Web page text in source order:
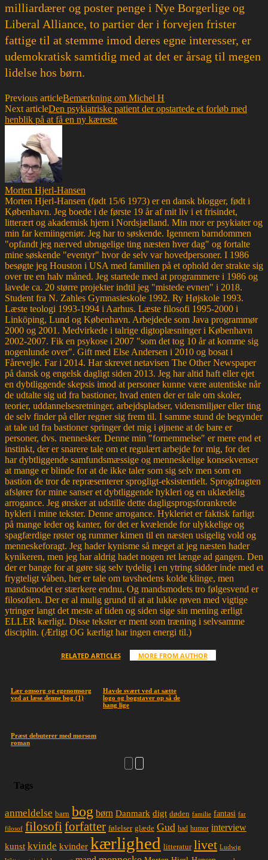
milliardærer og poster penge i Nye Borgerlige og
Liberal Alliance, to partier der i forvejen frister
fattige til at stemme imod deres egne interesser, er
udemokratisk samtidig med at det er årsag til megen
lidelse hos børn.
Previous articleBemærkning om Michel H
Next articleDen psykiatriske patient der opstartede et forløb med
henblik på at få en ny kæreste
Morten Hjerl-Hansen
Morten Hjerl-Hansen (født 15/6 1973) er en dansk blogger, født i
København. Jeg boede i de første 19 år af mit liv i et frisindet,
litterært og akademisk hjem i Nordsjælland. Min mor er psykiater og
min far kemiingeniør. Jeg har to søskende. Igennem barndommen
"opfandt jeg nærved ubrugelige ting næsten hver dag" og fortalte
mine søskende "eventyr" hvor de selv var hovedpersoner. I 1986
besøgte jeg Houston i USA med familien på et ophold der strakte sig
over tre en halv måned. Jeg startede med at programmere i 1986 og
lavede ca. 20 større projekter indtil jeg "mistede evnen" i 2018.
Student fra N. Zahles Gymnasieskole 1992. Ry Højskole 1993.
Læste teologi 1993-1994 i Aarhus. Læste filosofi 1995-2000 i
Linköping, Lund og København. Arbejdede som Java programmør
2000 og 2001. Medvirkede i talrige digtoplæsninger i København
2002-2007. Fik en psykose i 2007 "som det tog 10 år at komme sig
nogenlunde over". Gift med Else Andersen i 2010 og bosat i
Fårevejle. Far i 2014. Har skrevet netavisen The Other Newspaper
på dansk og engelsk dagligt siden 2013. Jeg har altid haft eller ejet
en dybtliggende skepsis imod at personer kunne være autentiske når
de udtalte sig ud fra bastioner, hvad enten der er tale om skoler,
teorier, uddannelsesretninger, arbejdspladser, vidensmiljøer eller ting
de selv finder på eller regner sig frem til. I samme stund de begynder
at tale ud fra bastioner springer det mig i øjnene at de bare er
personer, dvs. mennesker. Denne min "fornemmelse" er mere end et
instinkt, der er snarere tale om et regulært arbejde for mig, for det
har dybtliggende samfundsmæssige og menneskelige konsekvenser
at mange er blinde for at de ikke taler som sig selv men som en
bastion de tror de repræsenterer sprogligt-eksistentielt. Sprogdragten
afslører for mine sanser et dybtliggende hykleri og en uklædelig
arrogance. Jeg ønsker at udstille dette dagligsprogsforankrede
hykleri i mine tekster. Denne arrogance. Hykleriet er faktisk farligt
på mange leder og kanter, for det er kvælende for ulykkelige og
spagfærdige røster og rummer kimen til en næsten usigelig vold og
menneskeforagt. Jeg hader kynisme så meget at jeg næsten hader
kynikeren, men jeg har aldrig hadet nogen ret længe ad gangen. Den
der er bange for at gøre sig selv tydelig i en ytring sidder inde med et
frygteligt våben, her er tale om tavshedens kolde klinge, men
mandsmodet er stærkere endnu. Og mandsmodets tro følgesvend er
filosofien. Der er al mulig grund til at at lukke røven med vigtige
ytringer langt det meste af tiden og siden sige sin mening ærligt
ELLER kærligt. Disse tekster er ment som træning i selvsamme
disciplin. (Ærligt OG kærligt har ingen energi til.)
RELATED ARTICLES MORE FROM AUTHOR
Lær omsorg og egenomsorg
ved at læse denne bog (1)
Havde svært ved at sætte
logo og bogstaver op så de
hang lige
Præst debuterer med morsom
roman
Tags
anmeldelse barn bog børn Danmark digt døden familie fantasi far
filosof filosofi forfatter følelser glæde Gud had humor interview
kunst kvinde kvinder kærlighed litteratur livet Ludwig